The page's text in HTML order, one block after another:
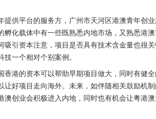
供平台的服务方，广州市天河区港澳青年创
化载体中有一些既熟悉内地市场，又熟悉港
引资本注意，项目是否具有技术含金量也很
一个相对个别案例。
港的资本可以帮助早期项目做大，同时有健
好项目走向海外。未来，如伴随相关鼓励机
创业会积极进入内地，同时也有机会让粤港